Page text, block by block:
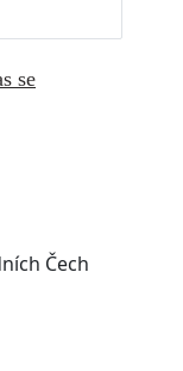
se
Čech